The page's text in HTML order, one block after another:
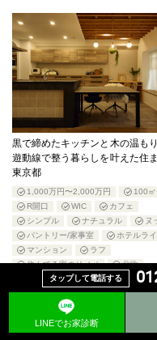
タップして電話する
LINEでお家診断
黒で締めたキッチンと木の温も
遊動線で整う暮らしを叶えた住ま
東京都
1,000万円〜2,000万円
100㎡
R開口
WIC
カフェ
シンプル
ナチュラル
ヌ
パントリー/家事室
ホテルライ
マンション
ラフ
住んでる家のリノベ
北欧
室内窓
書斎/ワークスペース
板橋エ
洗面／トイレ／風呂
玄関/エントランス